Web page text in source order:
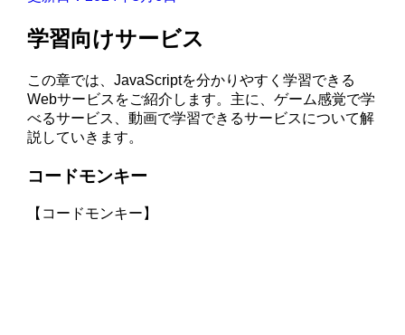
学習向けサービス
この章では、JavaScriptを分かりやすく学習できる
Webサービスをご紹介します。主に、ゲーム感覚で学
べるサービス、動画で学習できるサービスについて解
説していきます。
コードモンキー
【コードモンキー】